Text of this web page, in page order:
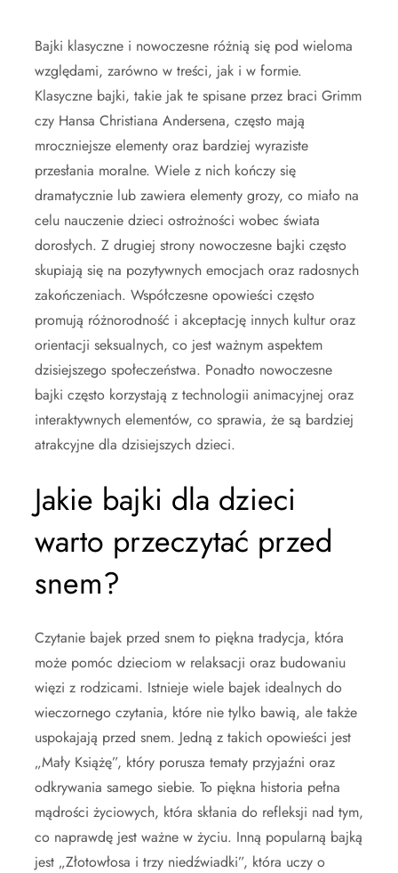
Bajki klasyczne i nowoczesne różnią się pod wieloma
względami, zarówno w treści, jak i w formie.
Klasyczne bajki, takie jak te spisane przez braci Grimm
czy Hansa Christiana Andersena, często mają
mroczniejsze elementy oraz bardziej wyraziste
przesłania moralne. Wiele z nich kończy się
dramatycznie lub zawiera elementy grozy, co miało na
celu nauczenie dzieci ostrożności wobec świata
dorosłych. Z drugiej strony nowoczesne bajki często
skupiają się na pozytywnych emocjach oraz radosnych
zakończeniach. Współczesne opowieści często
promują różnorodność i akceptację innych kultur oraz
orientacji seksualnych, co jest ważnym aspektem
dzisiejszego społeczeństwa. Ponadto nowoczesne
bajki często korzystają z technologii animacyjnej oraz
interaktywnych elementów, co sprawia, że są bardziej
atrakcyjne dla dzisiejszych dzieci.
Jakie bajki dla dzieci
warto przeczytać przed
snem?
Czytanie bajek przed snem to piękna tradycja, która
może pomóc dzieciom w relaksacji oraz budowaniu
więzi z rodzicami. Istnieje wiele bajek idealnych do
wieczornego czytania, które nie tylko bawią, ale także
uspokajają przed snem. Jedną z takich opowieści jest
„Mały Książę”, który porusza tematy przyjaźni oraz
odkrywania samego siebie. To piękna historia pełna
mądrości życiowych, która skłania do refleksji nad tym,
co naprawdę jest ważne w życiu. Inną popularną bajką
jest „Złotowłosa i trzy niedźwiadki”, która uczy o